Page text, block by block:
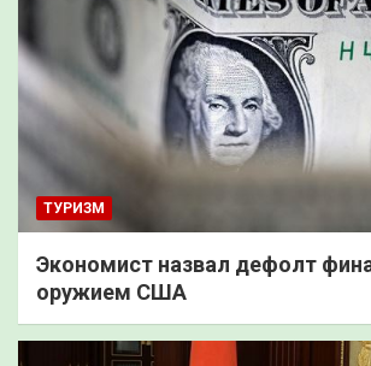
ТУРИЗМ
Экономист назвал дефолт
оружием США